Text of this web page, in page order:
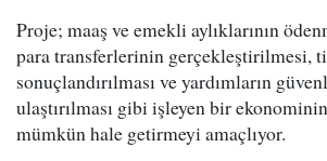
Proje; maaş ve emekli aylıklarının
para transferlerinin gerçekleştirilmesi,
sonuçlandırılması ve yardımların
ulaştırılması gibi işleyen bir
mümkün hale getirmeyi amaçlıyor.